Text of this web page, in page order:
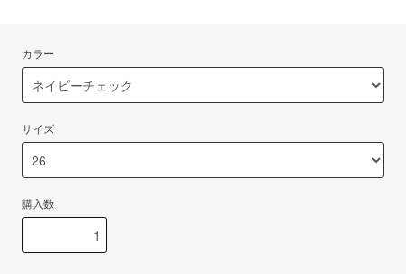
カラー
サイズ
購入数